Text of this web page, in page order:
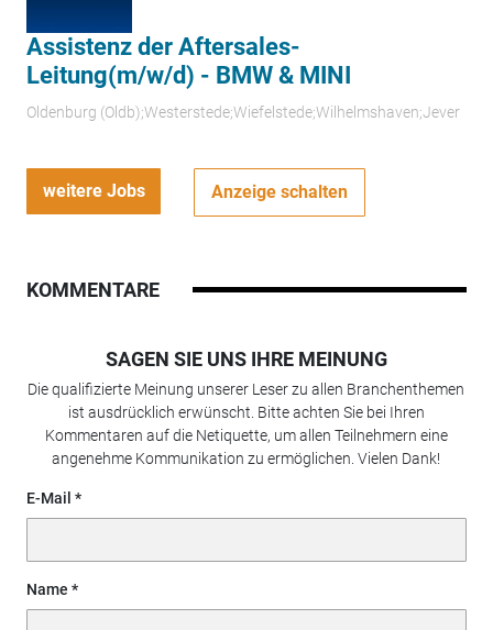
Assistenz der Aftersales-
Leitung(m/w/d) - BMW & MINI
Oldenburg (Oldb);Westerstede;Wiefelstede;Wilhelmshaven;Jever
weitere Jobs Anzeige schalten
KOMMENTARE
SAGEN SIE UNS IHRE MEINUNG
Die qualifizierte Meinung unserer Leser zu allen Branchenthemen
ist ausdrücklich erwünscht. Bitte achten Sie bei Ihren
Kommentaren auf die Netiquette, um allen Teilnehmern eine
angenehme Kommunikation zu ermöglichen. Vielen Dank!
E-Mail
Name